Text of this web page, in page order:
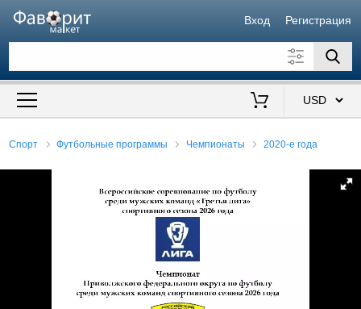
Вход Регистрация
Искать также в описании
Спорт Футбольные программы Чемпионаты 2020-е года